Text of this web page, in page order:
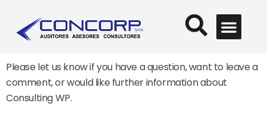
Please let us know if you have a question, want to leave a
comment, or would like further information about
Consulting WP.